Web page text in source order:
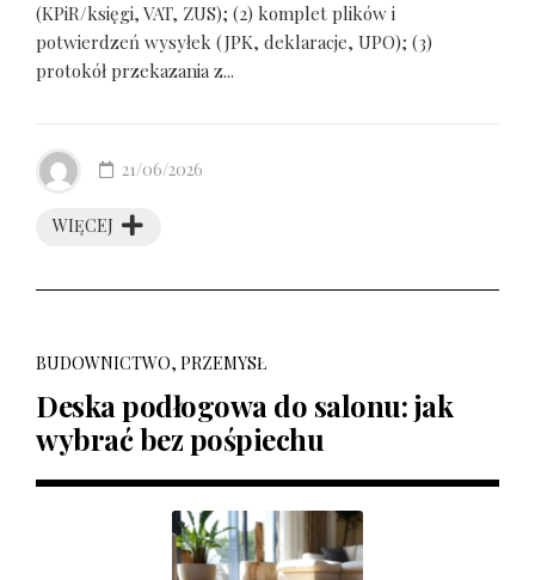
(KPiR/księgi, VAT, ZUS); (2) komplet plików i
potwierdzeń wysyłek (JPK, deklaracje, UPO); (3)
protokół przekazania z...
WIĘCEJ
21/06/2026
BUDOWNICTWO, PRZEMYSŁ
Deska podłogowa do salonu: jak
wybrać bez pośpiechu